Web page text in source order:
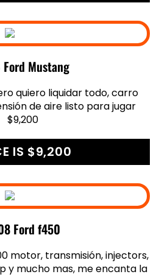
Mustang
quiero liquidar todo, carro
de aire listo para jugar
$9,200
IS $9,200
Ford f450
motor, transmisión, injectors,
y mucho mas, me encanta la